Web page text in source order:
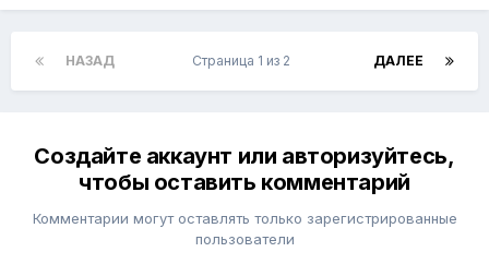
НАЗАД ДАЛЕЕ
Страница 1 из 2
Создайте аккаунт или авторизуйтесь,
чтобы оставить комментарий
Комментарии могут оставлять только зарегистрированные
пользователи